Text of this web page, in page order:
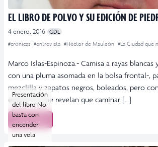
EL LIBRO DE POLVO Y SU EDICIÓN DE
4 enero, 2016 GDL
#crónicas #entrevista #Héctor de Mauleón #La Ciudad que
Marco Islas-Espinoza.- Camisa a rayas
con una pluma asomada en la bolsa frontal-,
mezclilla y zapatos negros, boleados, pero
empeines que revelan que caminar […]
Leer más
Presentación
del libro No
basta con
encender
una vela